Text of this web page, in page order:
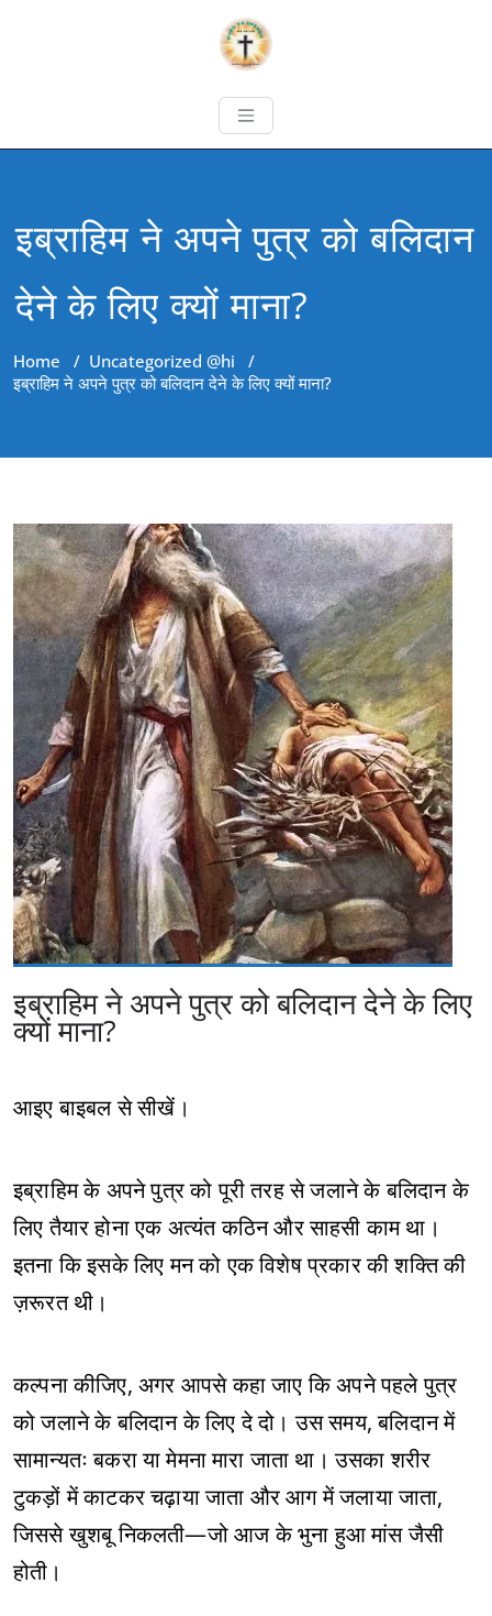
इब्राहिम ने अपने पुत्र को बलिदान
देने के लिए क्यों माना?
Home / Uncategorized @hi /
इब्राहिम ने अपने पुत्र को बलिदान देने के लिए क्यों माना?
इब्राहिम ने अपने पुत्र को बलिदान देने के लिए
क्यों माना?
आइए बाइबल से सीखें।
इब्राहिम के अपने पुत्र को पूरी तरह से जलाने के बलिदान के
लिए तैयार होना एक अत्यंत कठिन और साहसी काम था।
इतना कि इसके लिए मन को एक विशेष प्रकार की शक्ति की
ज़रूरत थी।
कल्पना कीजिए, अगर आपसे कहा जाए कि अपने पहले पुत्र
को जलाने के बलिदान के लिए दे दो। उस समय, बलिदान में
सामान्यतः बकरा या मेमना मारा जाता था। उसका शरीर
टुकड़ों में काटकर चढ़ाया जाता और आग में जलाया जाता,
जिससे खुशबू निकलती—जो आज के भुना हुआ मांस जैसी
होती।